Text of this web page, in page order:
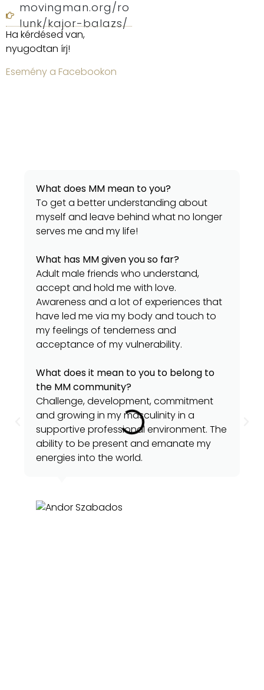
movingman.org/ro
lunk/kajor-balazs/
Ha kérdésed van,
nyugodtan írj!
Esemény a Facebookon
What does MM mean to you?
To get a better understanding about
myself and leave behind what no longer
serves me and my life!
What has MM given you so far?
Adult male friends who understand,
accept and hold me with love.
Awareness and a lot of experiences that
have led me via my body and touch to
my feelings of tenderness and
acceptance of my vulnerability.
What does it mean to you to belong to
the MM community?
Challenge, development, commitment
and growing in my masculinity in a
supportive professional environment. The
ability to be present and emanate my
energies into the world.